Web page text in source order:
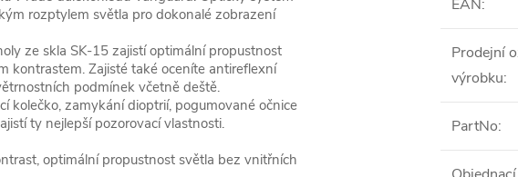
rozptylem světla pro dokonalé zobrazení
ze skla SK-15 zajistí optimální propustnost
kontrastem. Zajisté také oceníte antireflexní
podmínek včetně deště.
kolečko, zamykání dioptrií, pogumované očnice
ty nejlepší pozorovací vlastnosti.
optimální propustnost světla bez vnitřních
EAN:
Prodejní
výrobku:
PartNo: